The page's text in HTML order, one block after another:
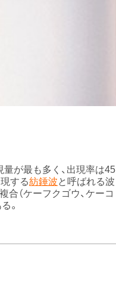
が最も多く、出現率は45
する紡錘波と呼ばれる波
（ケーフクゴウ、ケーコ
。